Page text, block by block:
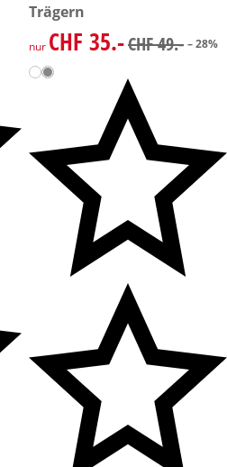
Trägern
reduzierter Preis CHF 35.-,
nur CHF 35.-CHF 49.- – 28%